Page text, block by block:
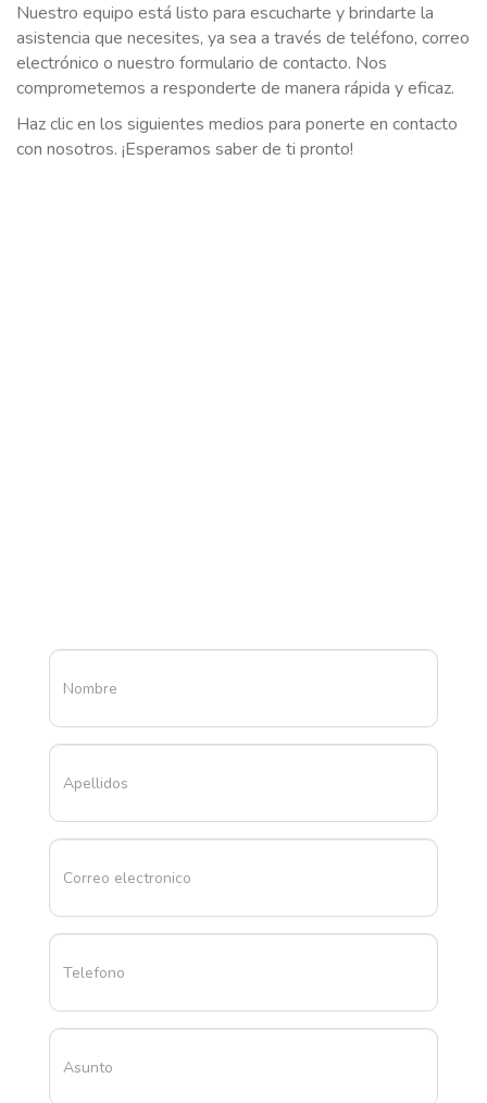
Nuestro equipo está listo para escucharte y brindarte la
asistencia que necesites, ya sea a través de teléfono, correo
electrónico o nuestro formulario de contacto. Nos
comprometemos a responderte de manera rápida y eficaz.
Haz clic en los siguientes medios para ponerte en contacto
con nosotros. ¡Esperamos saber de ti pronto!